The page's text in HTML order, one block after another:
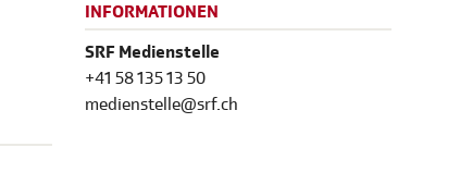
INFORMATIONEN
SRF Medienstelle
+41 58 135 13 50
medienstelle@srf.ch